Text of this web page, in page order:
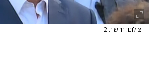
צילום: חדשות 2